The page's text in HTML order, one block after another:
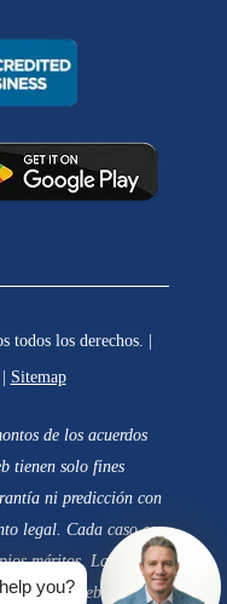
todos los derechos. |
| Sitemap
de los acuerdos
tienen solo fines
ni predicción con
legal. Cada caso es
méritos. La elección
y no debe basarse
you?